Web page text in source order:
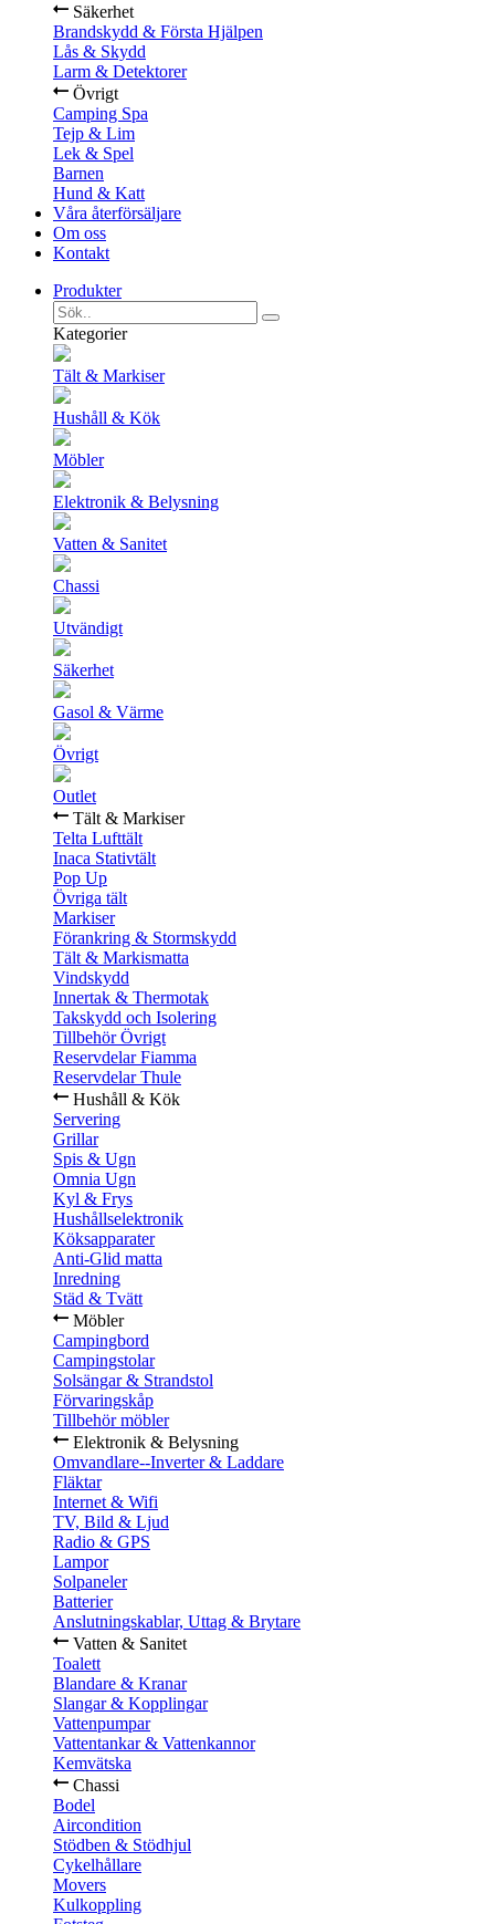
Säkerhet
Brandskydd & Första Hjälpen
Lås & Skydd
Larm & Detektorer
Övrigt
Camping Spa
Tejp & Lim
Lek & Spel
Barnen
Hund & Katt
Våra återförsäljare
Om oss
Kontakt
Produkter
Kategorier
Tält & Markiser
Hushåll & Kök
Möbler
Elektronik & Belysning
Vatten & Sanitet
Chassi
Utvändigt
Säkerhet
Gasol & Värme
Övrigt
Outlet
Tält & Markiser
Telta Lufttält
Inaca Stativtält
Pop Up
Övriga tält
Markiser
Förankring & Stormskydd
Tält & Markismatta
Vindskydd
Innertak & Thermotak
Takskydd och Isolering
Tillbehör Övrigt
Reservdelar Fiamma
Reservdelar Thule
Hushåll & Kök
Servering
Grillar
Spis & Ugn
Omnia Ugn
Kyl & Frys
Hushållselektronik
Köksapparater
Anti-Glid matta
Inredning
Städ & Tvätt
Möbler
Campingbord
Campingstolar
Solsängar & Strandstol
Förvaringskåp
Tillbehör möbler
Elektronik & Belysning
Omvandlare--Inverter & Laddare
Fläktar
Internet & Wifi
TV, Bild & Ljud
Radio & GPS
Lampor
Solpaneler
Batterier
Anslutningskablar, Uttag & Brytare
Vatten & Sanitet
Toalett
Blandare & Kranar
Slangar & Kopplingar
Vattenpumpar
Vattentankar & Vattenkannor
Kemvätska
Chassi
Bodel
Aircondition
Stödben & Stödhjul
Cykelhållare
Movers
Kulkoppling